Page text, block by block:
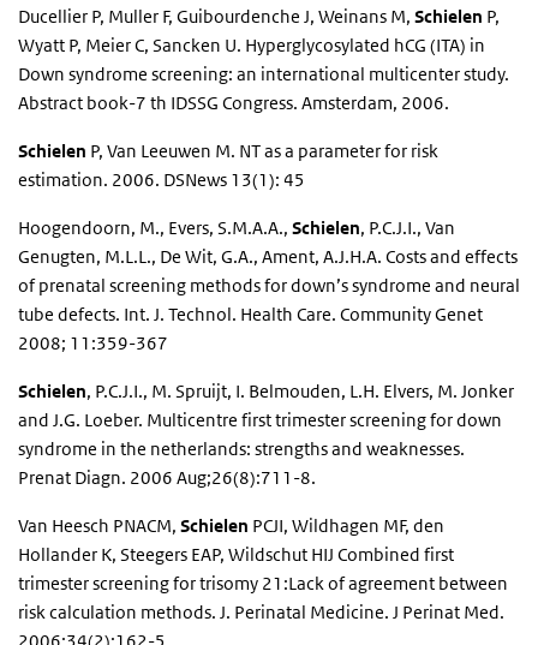
Ducellier P, Muller F, Guibourdenche J, Weinans M, Schielen P,
Wyatt P, Meier C, Sancken U. Hyperglycosylated hCG (ITA) in
Down syndrome screening: an international multicenter study.
Abstract book-7 th IDSSG Congress. Amsterdam, 2006.
Schielen P, Van Leeuwen M. NT as a parameter for risk
estimation. 2006. DSNews 13(1): 45
Hoogendoorn, M., Evers, S.M.A.A., Schielen, P.C.J.I., Van
Genugten, M.L.L., De Wit, G.A., Ament, A.J.H.A. Costs and effects
of prenatal screening methods for down’s syndrome and neural
tube defects. Int. J. Technol. Health Care. Community Genet
2008; 11:359-367
Schielen, P.C.J.I., M. Spruijt, I. Belmouden, L.H. Elvers, M. Jonker
and J.G. Loeber. Multicentre first trimester screening for down
syndrome in the netherlands: strengths and weaknesses.
Prenat Diagn. 2006 Aug;26(8):711-8.
Van Heesch PNACM, Schielen PCJI, Wildhagen MF, den
Hollander K, Steegers EAP, Wildschut HIJ Combined first
trimester screening for trisomy 21:Lack of agreement between
risk calculation methods. J. Perinatal Medicine. J Perinat Med.